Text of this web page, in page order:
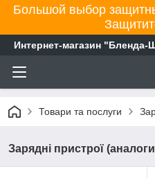
Большой выбор
Интернет-магазин "Бленда-
Товари та послуги
Зарядні пристрої